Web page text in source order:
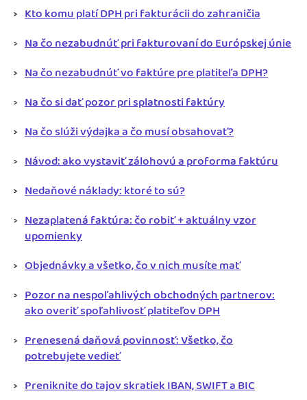
Kto komu platí DPH pri fakturácii do zahraničia
Na čo nezabudnúť pri fakturovaní do Európskej únie
Na čo nezabudnúť vo faktúre pre platiteľa DPH?
Na čo si dať pozor pri splatnosti faktúry
Na čo slúži výdajka a čo musí obsahovať?
Návod: ako vystaviť zálohovú a proforma faktúru
Nedaňové náklady: ktoré to sú?
Nezaplatená faktúra: čo robiť + aktuálny vzor
upomienky
Objednávky a všetko, čo v nich musíte mať
Pozor na nespoľahlivých obchodných partnerov:
ako overiť spoľahlivosť platiteľov DPH
Prenesená daňová povinnosť: Všetko, čo
potrebujete vedieť
Preniknite do tajov skratiek IBAN, SWIFT a BIC